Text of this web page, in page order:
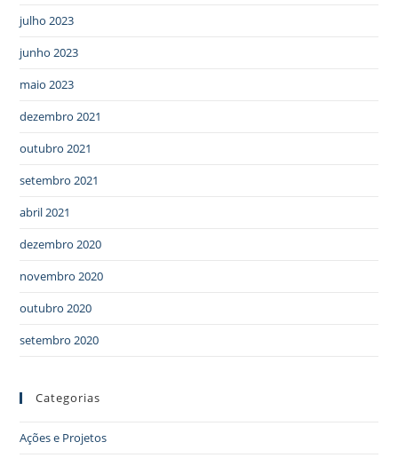
julho 2023
junho 2023
maio 2023
dezembro 2021
outubro 2021
setembro 2021
abril 2021
dezembro 2020
novembro 2020
outubro 2020
setembro 2020
Categorias
Ações e Projetos